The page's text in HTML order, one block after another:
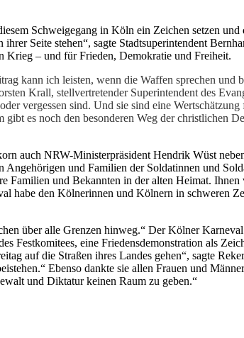
Schweigegang in Köln ein Zeichen setzen
Seite stehen“, sagte Stadtsuperintendent
Krieg – und für Frieden, Demokratie und Freiheit.
kann ich leisten, wenn die Waffen sprechen und
Krall, stellvertretender Superintendent des
vergessen sind. Und sie sind eine
es noch den besonderen Weg der christlichen
auch NRW-Ministerpräsident Hendrik Wüst
und Familien der Soldatinnen und
Familien und Bekannten in der alten Heimat.
den Kölnerinnen und Kölnern in schweren
über alle Grenzen hinweg.“ Der Kölner
eine Friedensdemonstration als
auf die Straßen ihres Landes gehen“, sagte
Ebenso dankte sie allen Frauen und
und Diktatur keinen Raum zu geben.“